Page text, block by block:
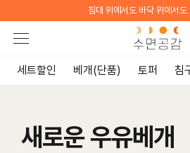
침대 위에서도 바닥 위에서
세트할인 베개(단품) 토퍼 침
새로운 우유베개